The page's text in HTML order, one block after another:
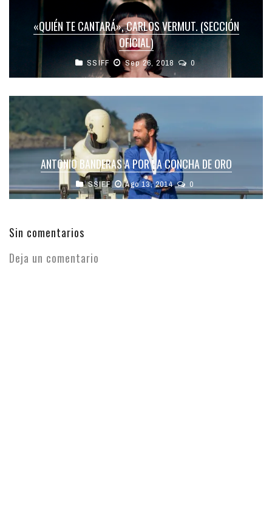
«QUIÉN TE CANTARÁ», CARLOS VERMUT. (SECCIÓN
OFICIAL)
SSIFF Sep 26, 2018 0
ANTONIO BANDERAS A POR LA CONCHA DE ORO
SSIFF Ago 13, 2014 0
Sin comentarios
Deja un comentario